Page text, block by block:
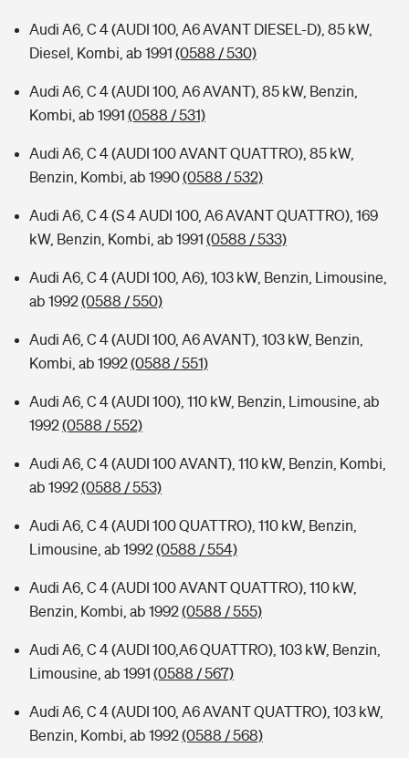
Audi A6, C 4 (AUDI 100, A6 AVANT DIESEL-D), 85 kW,
Diesel, Kombi, ab 1991 (0588 / 530)
Audi A6, C 4 (AUDI 100, A6 AVANT), 85 kW, Benzin,
Kombi, ab 1991 (0588 / 531)
Audi A6, C 4 (AUDI 100 AVANT QUATTRO), 85 kW,
Benzin, Kombi, ab 1990(0588 / 532)
Audi A6, C 4 (S 4 AUDI 100, A6 AVANT QUATTRO), 169
kW, Benzin, Kombi, ab 1991 (0588 / 533)
Audi A6, C 4 (AUDI 100, A6), 103 kW, Benzin, Limousine,
ab 1992(0588 / 550)
Audi A6, C 4 (AUDI 100, A6 AVANT), 103 kW, Benzin,
Kombi, ab 1992(0588 / 551)
Audi A6, C 4 (AUDI 100), 110 kW, Benzin, Limousine, ab
1992(0588 / 552)
Audi A6, C 4 (AUDI 100 AVANT), 110 kW, Benzin, Kombi,
ab 1992(0588 / 553)
Audi A6, C 4 (AUDI 100 QUATTRO), 110 kW, Benzin,
Limousine, ab 1992(0588 / 554)
Audi A6, C 4 (AUDI 100 AVANT QUATTRO), 110 kW,
Benzin, Kombi, ab 1992(0588 / 555)
Audi A6, C 4 (AUDI 100,A6 QUATTRO), 103 kW, Benzin,
Limousine, ab 1991 (0588 / 567)
Audi A6, C 4 (AUDI 100, A6 AVANT QUATTRO), 103 kW,
Benzin, Kombi, ab 1992(0588 / 568)